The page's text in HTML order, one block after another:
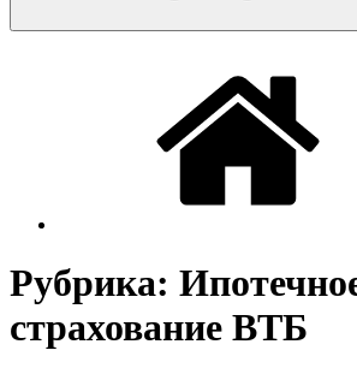
Рубрика:
страхование ВТБ